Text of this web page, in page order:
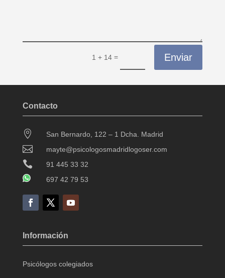
1 + 14 = Enviar
Contacto
 San Bernardo, 122 – 1 Dcha. Madrid
 mayte@psicologosmadridlogoser.com

91 445 33 32
697 42 79 53
Información
Psicólogos colegiados